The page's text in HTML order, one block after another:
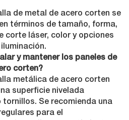
de metal de acero corten se
términos de tamaño, forma,
corte láser, color y opciones
y mantener los paneles de
corten?
metálica de acero corten
superficie nivelada
Se recomienda una
para el